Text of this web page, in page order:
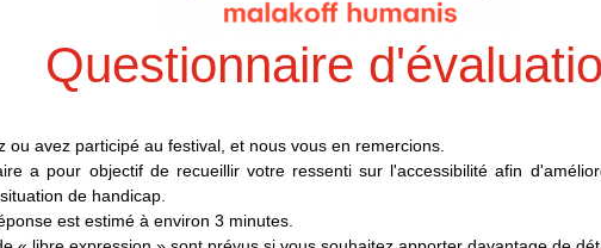
Questionnaire
ou avez participé au festival, et nous vous en remercions.
a pour objectif de recueillir votre ressenti sur l'accessibilité afin
de handicap.
est estimé à environ 3 minutes.